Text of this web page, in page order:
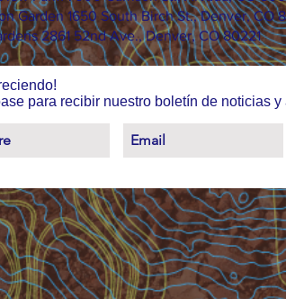
Garden 1650 South Birch St., Denver, CO
2861 52nd Ave., Denver, CO 80221
para recibir nuestro boletín de noticias